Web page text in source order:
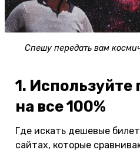
Спешу передать вам
1. Используйте
на все 100%
Где искать дешевые
сайтах, которые